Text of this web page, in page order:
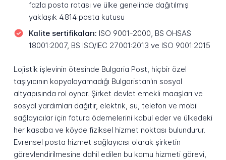
fazla posta rotası ve ülke genelinde dağıtılmış
yaklaşık 4.814 posta kutusu
Kalite sertifikaları: ISO 9001-2000, BS OHSAS
18001:2007, BS ISO/IEC 27001:2013 ve ISO 9001:2015
Lojistik işlevinin ötesinde Bulgaria Post, hiçbir özel
taşıyıcının kopyalayamadığı Bulgaristan'ın sosyal
altyapısında rol oynar. Şirket devlet emekli maaşları ve
sosyal yardımları dağıtır, elektrik, su, telefon ve mobil
sağlayıcılar için fatura ödemelerini kabul eder ve ülkedeki
her kasaba ve köyde fiziksel hizmet noktası bulundurur.
Evrensel posta hizmet sağlayıcısı olarak şirketin
görevlendirilmesine dahil edilen bu kamu hizmeti görevi,